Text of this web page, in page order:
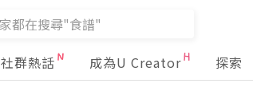
社群熱話 成為U Creator 探索